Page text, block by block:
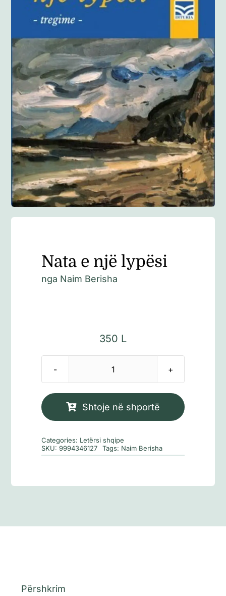
Ditarë
Evente
Blog
Nata e një lypësi
nga Naim Berisha
350 L
Sasi
e
Shtoje në shportë
Categories: Letërsi shqipe
SKU:9994346127 Tags: Naim Berisha
Përshkrim